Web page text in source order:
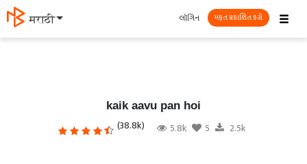
मराठी ☰
લૉગિન મફત પ્રકાશિત કરો
kaik aavu pan hoi
(38.8k) 5.8k 5 2.5k